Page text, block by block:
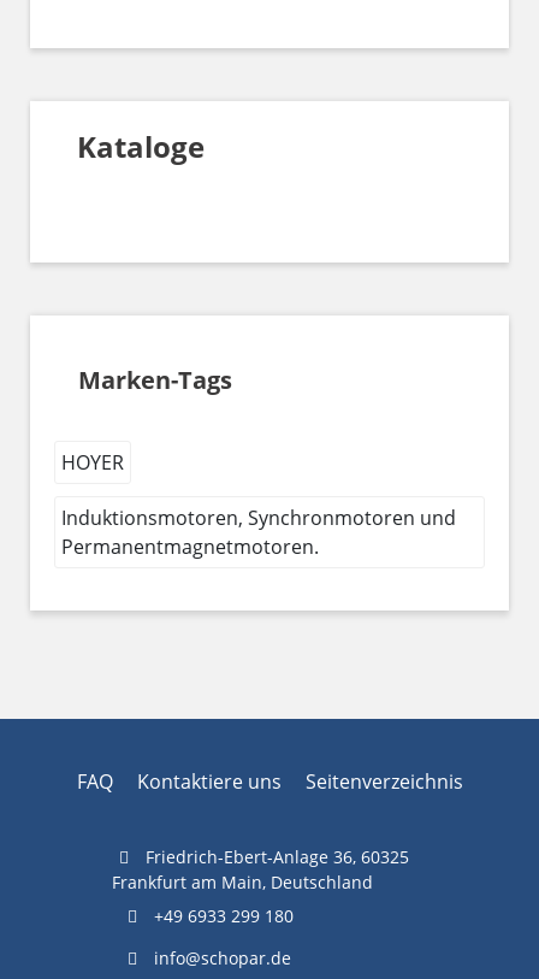
Kataloge
Marken-Tags
HOYER
Induktionsmotoren, Synchronmotoren und
Permanentmagnetmotoren.
FAQ Kontaktiere uns Seitenverzeichnis
Friedrich-Ebert-Anlage 36, 60325
Frankfurt am Main, Deutschland
+49 6933 299 180
info@schopar.de